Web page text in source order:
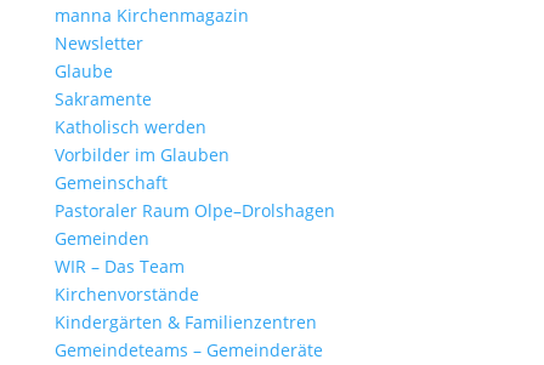
manna Kirchen­ma­gazin
News­letter
Glaube
Sakra­mente
Katho­lisch werden
Vorbilder im Glauben
Gemein­schaft
Pasto­raler Raum Olpe–Drolshagen
Gemeinden
WIR – Das Team
Kirchen­vor­stände
Kinder­gärten & Familienzentren
Gemein­de­teams – Gemeinderäte